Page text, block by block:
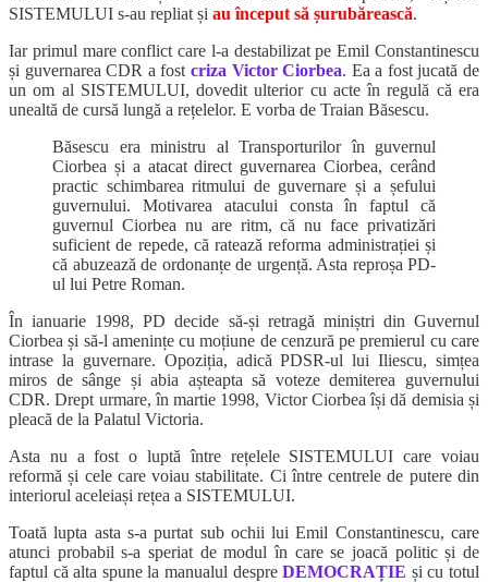
SISTEMULUI s-au repliat și au început să șurubărească.
Iar primul mare conflict care l-a destabilizat pe Emil Constantinescu
și guvernarea CDR a fost criza Victor Ciorbea. Ea a fost jucată de
un om al SISTEMULUI, dovedit ulterior cu acte în regulă că era
unealtă de cursă lungă a rețelelor. E vorba de Traian Băsescu.
Băsescu era ministru al Transporturilor în guvernul
Ciorbea și a atacat direct guvernarea Ciorbea, cerând
practic schimbarea ritmului de guvernare și a șefului
guvernului. Motivarea atacului consta în faptul că
guvernul Ciorbea nu are ritm, că nu face privatizări
suficient de repede, că ratează reforma administrației și
că abuzează de ordonanțe de urgență. Asta reproșa PD-
ul lui Petre Roman.
În ianuarie 1998, PD decide să-și retragă miniștri din Guvernul
Ciorbea și să-l amenințecu moțiune de cenzurăpe premierul cu care
intrase la guvernare. Opoziția, adică PDSR-ul lui Iliescu, simțea
miros de sânge și abia așteapta să voteze demiterea guvernului
CDR. Drept urmare, în martie 1998, Victor Ciorbea își dă demisia și
pleacă de la Palatul Victoria.
Asta nu a fost o luptă între rețelele SISTEMULUI care voiau
reformă și cele care voiau stabilitate. Ci între centrele de putere din
interiorul aceleiași rețea a SISTEMULUI.
Toată lupta asta s-a purtat sub ochii lui Emil Constantinescu, care
atunci probabil s-a speriat de modul în care se joacă politic și de
faptul că alta spune la manualul despreDEMOCRAȚIE și cu totul